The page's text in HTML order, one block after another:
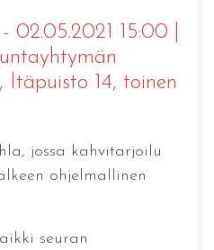
02.05.2021 15:00
Itäpuisto 14, toinen
jossa kahvitarjoilu
ohjelmallinen
seuran